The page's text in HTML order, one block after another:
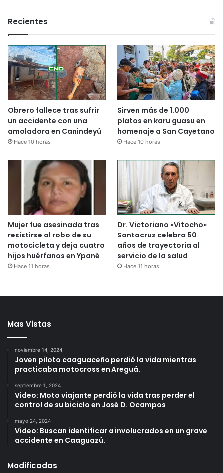
Recientes
Obrero fallece tras sufrir
un accidente con una
amoladora en Canindeyú
Hace 10 horas
Sirven más de 1.000
platos en karu guasu en
homenaje a San Cayetano
Hace 10 horas
Mujer fue asesinada tras
resistirse al robo de su
motocicleta y deja cuatro
hijos huérfanos en Ypané
Hace 11 horas
Dr. Victoriano «Vitocho»
Santacruz celebra 50
años de trayectoria al
servicio de la salud
Hace 11 horas
Mas Vistas
noviembre 14, 2024
Joven piloto caaguaceño perdió la vida mientras
practicaba motocross en Areguá.
septiembre 1, 2024
Video: Moto viajante perdió la vida tras perder el
control de su biciclo en José D. Ocampos
mayo 24, 2024
Video: Buscan identificar a involucrados en un grave
accidente en Caaguazú.
Modificadas